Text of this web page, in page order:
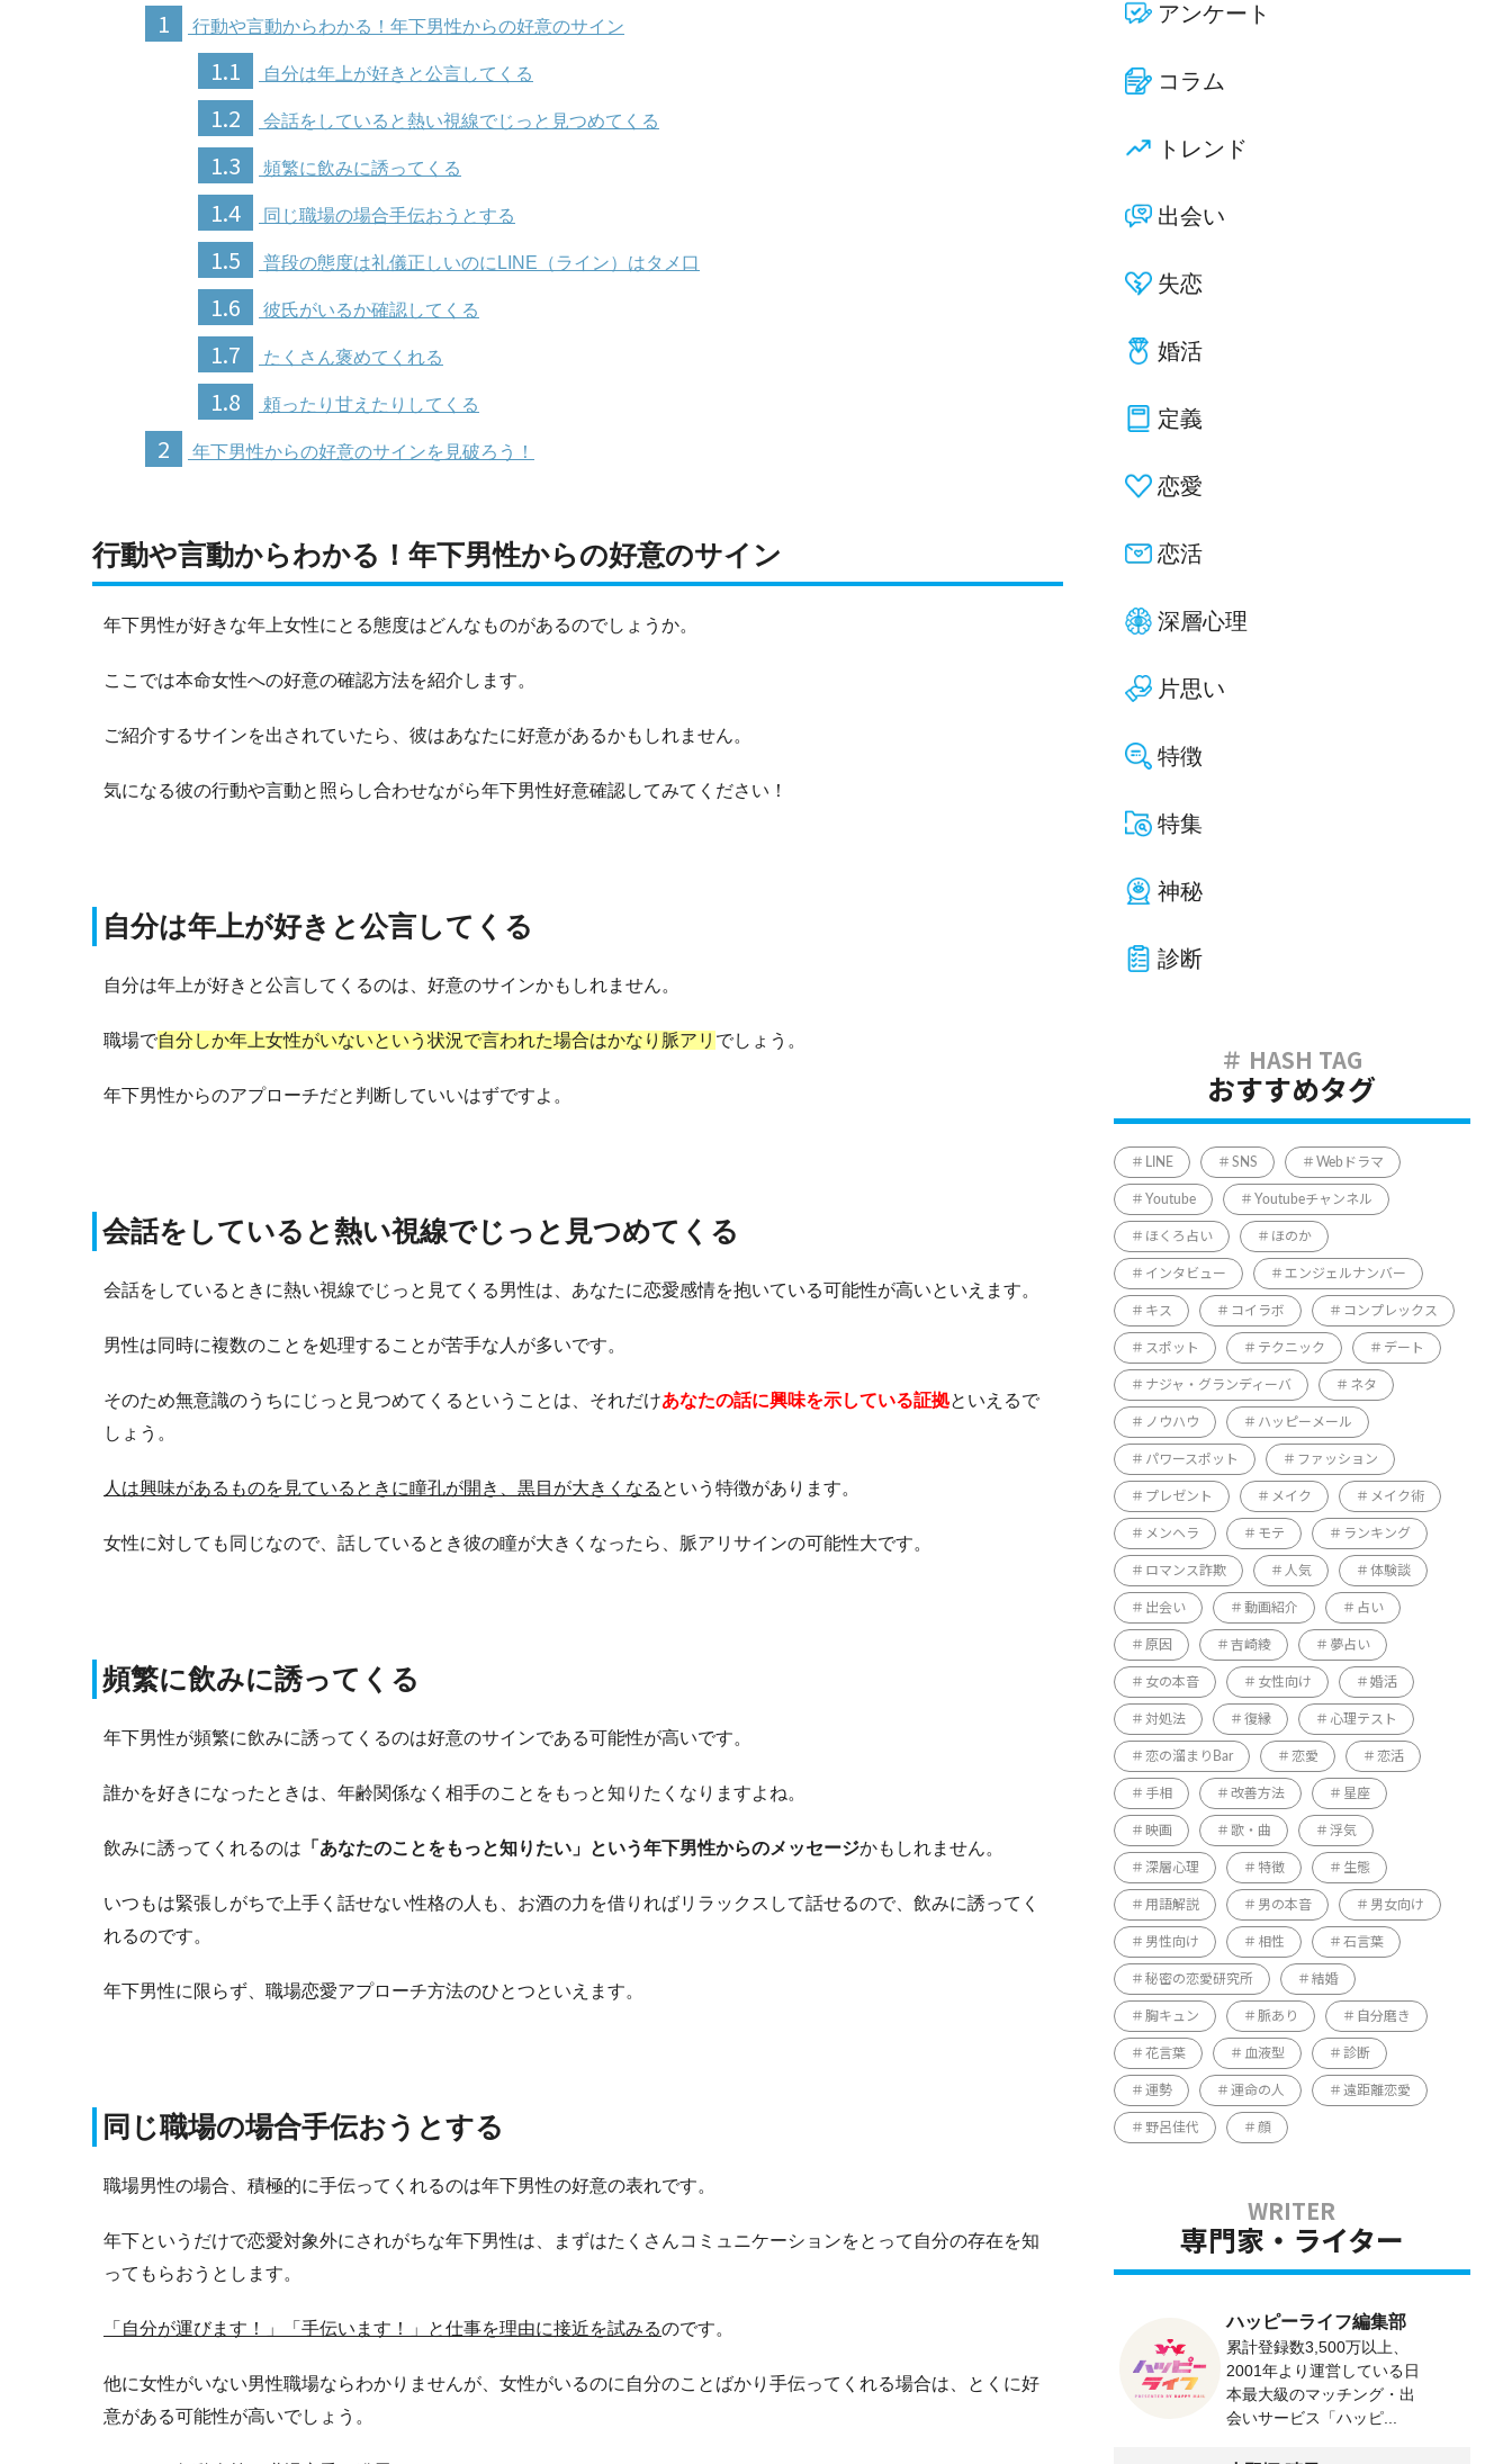
1
行動や言動からわかる！年下男性からの好意のサイン
1.1 自分は年上が好きと公言してくる
1.2 会話をしていると熱い視線でじっと見つめてくる
1.3 頻繁に飲みに誘ってくる
1.4 同じ職場の場合手伝おうとする
1.5 普段の態度は礼儀正しいのにLINE（ライン）はタメ口
1.6 彼氏がいるか確認してくる
1.7 たくさん褒めてくれる
1.8 頼ったり甘えたりしてくる
2 年下男性からの好意のサインを見破ろう！
行動や言動からわかる！年下男性からの好意のサイン
年下男性が好きな年上女性にとる態度はどんなものがあるのでしょうか。
ここでは本命女性への好意の確認方法を紹介します。
ご紹介するサインを出されていたら、彼はあなたに好意があるかもしれません。
気になる彼の行動や言動と照らし合わせながら年下男性好意確認してみてください！
自分は年上が好きと公言してくる
自分は年上が好きと公言してくるのは、好意のサインかもしれません。
職場で自分しか年上女性がいないという状況で言われた場合はかなり脈アリ でしょう。
年下男性からのアプローチだと判断していいはずですよ。
会話をしていると熱い視線でじっと見つめてくる
会話をしているときに熱い視線でじっと見てくる男性は、あなたに恋愛感情を抱いている可能性が高いといえます。
男性は同時に複数のことを処理することが苦手な人が多いです。
そのため無意識のうちにじっと見つめてくるということは、それだけあなたの話に興味を示している証拠といえるで
しょう。
人は興味があるものを見ているときに瞳孔が開き、黒目が大きくなる という特徴があります。
女性に対しても同じなので、話しているとき彼の瞳が大きくなったら、脈アリサインの可能性大です。
頻繁に飲みに誘ってくる
年下男性が頻繁に飲みに誘ってくるのは好意のサインである可能性が高いです。
誰かを好きになったときは、年齢関係なく相手のことをもっと知りたくなりますよね。
飲みに誘ってくれるのは 「あなたのことをもっと知りたい」という年下男性からのメッセージかもしれません。
いつもは緊張しがちで上手く話せない性格の人も、お酒の力を借りればリラックスして話せるので、飲みに誘ってく
れるのです。
年下男性に限らず、職場恋愛アプローチ方法のひとつといえます。
同じ職場の場合手伝おうとする
職場男性の場合、積極的に手伝ってくれるのは年下男性の好意の表れです。
年下というだけで恋愛対象外にされがちな年下男性は、まずはたくさんコミュニケーションをとって自分の存在を知
ってもらおうとします。
「自分が運びます！」「手伝います！」と仕事を理由に接近を試みるのです。
他に女性がいない男性職場ならわかりませんが、女性がいるのに自分のことばかり手伝ってくれる場合は、とくに好
意がある可能性が高いでしょう。
アンケート
コラム
トレンド
出会い
失恋
婚活
定義
恋愛
恋活
深層心理
片思い
特徴
特集
神秘
診断
おすすめタグ
LINE SNS Webドラマ
Youtube Youtubeチャンネル
ほくろ占い ほのか
インタビュー エンジェルナンバー
キス コイラボ コンプレックス
スポット テクニック デート
ナジャ・グランディーバ ネタ
ノウハウ ハッピーメール
パワースポット ファッション
プレゼント メイク メイク術
メンヘラ モテ ランキング
ロマンス詐欺 人気 体験談
出会い 動画紹介 占い
原因 吉崎綾 夢占い
女の本音 女性向け 婚活
対処法 復縁 心理テスト
恋の溜まりBar 恋愛 恋活
手相 改善方法 星座
映画 歌・曲 浮気
深層心理 特徴 生態
用語解説 男の本音 男女向け
男性向け 相性 石言葉
秘密の恋愛研究所 結婚
胸キュン 脈あり 自分磨き
花言葉 血液型 診断
運勢 運命の人 遠距離恋愛
野呂佳代 顔
専門家・ライター
ハッピーライフ編集部
累計登録数3,500万以上、
2001年より運営している日
本最大級のマッチング・出
会いサービス「ハッピ...